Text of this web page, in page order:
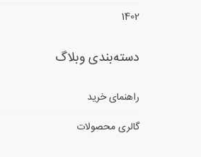
1402
دسته‌بندی وبلاگ
راهنمای خرید
گالری محصولات